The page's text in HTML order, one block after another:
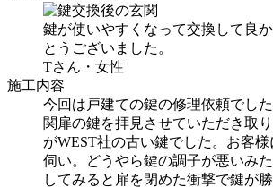
鍵が使いやすくなって交換して良
とうございました。
Tさん・女性
施工内容
今回は戸建ての鍵の修理依頼でし
関扉の鍵を拝見させていただき取
がWEST社の古い鍵でした。お客
伺い。どうやら鍵の調子が悪いみ
してみると扉を閉めた衝撃で鍵が